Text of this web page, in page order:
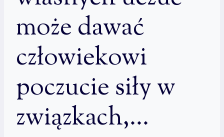
może dawać
człowiekowi
poczucie siły w
związkach,…